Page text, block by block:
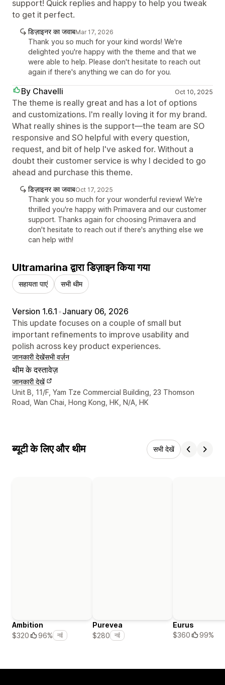
support! Quick replies and happy to help you tweak
to get it perfect.
डिज़ाइनर का जवाबMar 17, 2026
Thank you so much for your kind words! We're
delighted you're happy with the theme and that we
were able to help. Please don't hesitate to reach out
again if there's anything we can do for you.
By Chavelli Oct 10, 2025
The theme is really great and has a lot of options
and customizations. I'm really loving it for my brand.
What really shines is the support—the team are SO
responsive and SO helpful with every question,
request, and bit of help I've asked for. Without a
doubt their customer service is why I decided to go
ahead and purchase this theme.
डिज़ाइनर का जवाबOct 17, 2025
Thank you so much for your wonderful review! We're
thrilled you're happy with Primavera and our customer
support. Thanks again for choosing Primavera and
don't hesitate to reach out if there's anything else we
can help with!
Ultramarina द्वारा डिज़ाइन किया गया
सहायता पाएं सभी थीम
Version 1.6.1 •January 06, 2026
This update focuses on a couple of small but
important refinements to improve usability and
polish across key product experiences.
जानकारी देखेंसभी वर्ज़न
थीम के दस्तावेज़
जानकारी देखें
डिज़ाइनर के संपर्क की जानकारी
Unit B, 11/F, Yam Tze Commercial Building, 23 Thomson
Road, Wan Chai, Hong Kong, HK, N/A, HK
ब्यूटी के लिए और थीम सभी देखें
Ambition
$320
96% नई
Purevea
$280
नई
Eurus
$360
99%